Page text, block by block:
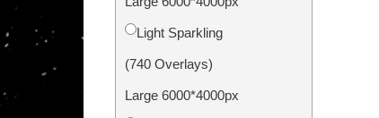
Light Sparkling
(740 Overlays)
Large 6000*4000px